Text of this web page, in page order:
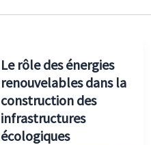
Le rôle des énergies
renouvelables dans la
construction des
infrastructures
écologiques